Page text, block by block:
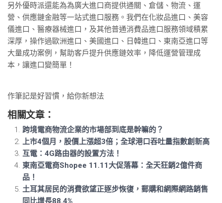
另外優時派還能為為廣大進口商提供通關、倉儲、物流、運
營、供應鏈金融等一站式進口服務。我們在化妝品進口、美容
儀進口、醫療器械進口，及其他普通消費品進口服務領域積累
深厚，操作過歐洲進口、美國進口、日韓進口、東南亞進口等
大量成功案例，幫助客戶提升供應鏈效率，降低運營管理成
本，讓進口變簡單！
作筆記是好習慣，給你新想法
相關文章：
跨境電商物流企業的市場部到底是幹嘛的？
上市4個月，股價上漲超3倍；全球港口吞吐量指數創新高
互電：4G路由器的設置方法！
東南亞電商Shopee 11.11大促落幕：全天狂銷2億件商
品！
土耳其居民的消費欲望正逐步恢復，郵購和網際網路銷售
同比增長88.4%